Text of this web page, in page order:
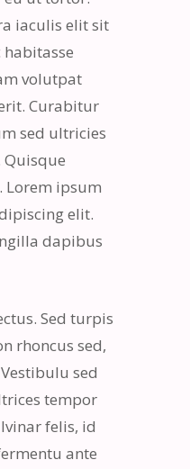
iaculis elit sit
habitasse
volutpat
Curabitur
sed ultricies
Quisque
Lorem ipsum
elit.
dapibus
Sed turpis
rhoncus sed,
sed
tempor
felis, id
ante